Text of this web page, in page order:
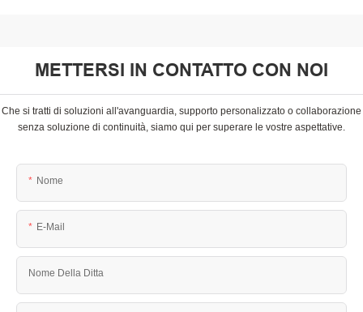
METTERSI IN CONTATTO CON NOI
Che si tratti di soluzioni all'avanguardia, supporto personalizzato o collaborazione
senza soluzione di continuità, siamo qui per superare le vostre aspettative.
Nome
E-Mail
Nome Della Ditta